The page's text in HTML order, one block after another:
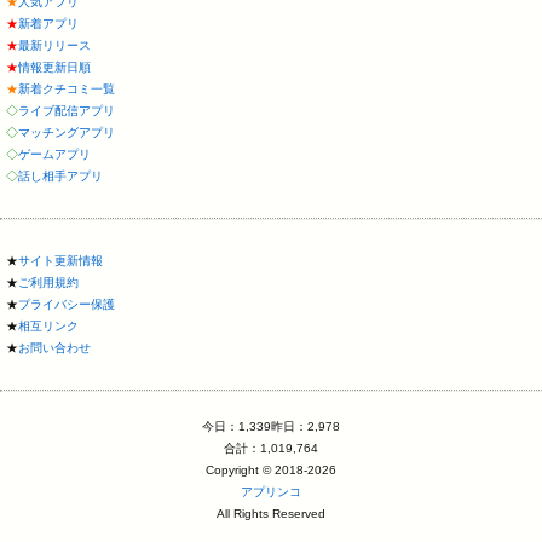
★新着アプリ
★最新リリース
★情報更新日順
★新着クチコミ一覧
◇ライブ配信アプリ
◇マッチングアプリ
◇ゲームアプリ
◇話し相手アプリ
★サイト更新情報
★ ご利用規約
★プライバシー保護
★相互リンク
★お問い合わせ
今日：1,339昨日：2,978
合計：1,019,764
Copyright © 2018-2026
アプリンコ
All Rights Reserved